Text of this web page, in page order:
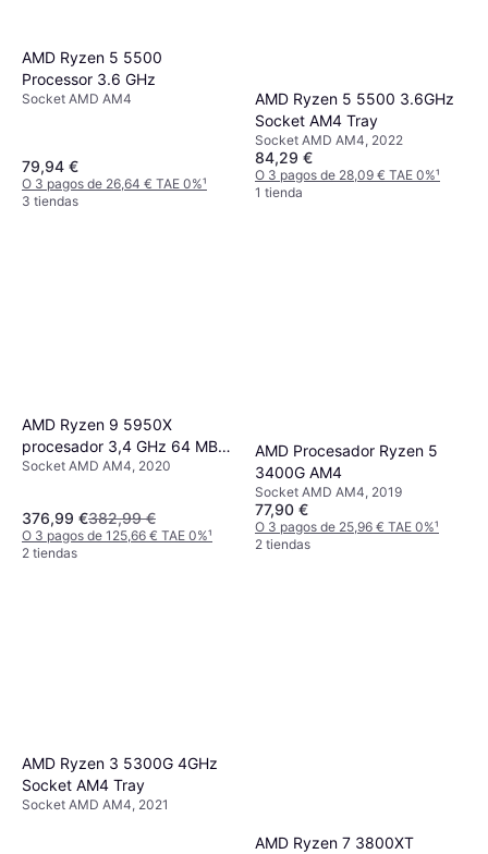
AMD Ryzen 5 5500
Processor 3.6 GHz
Socket AMD AM4
79,94 €
O 3 pagos de 26,64 € TAE 0%¹
3 tiendas
AMD Ryzen 5 5500 3.6GHz
Socket AM4 Tray
Socket AMD AM4, 2022
84,29 €
O 3 pagos de 28,09 € TAE 0%¹
1 tienda
AMD Ryzen 9 5950X
procesador 3,4 GHz 64 MB
L3 100-000000059
Socket AMD AM4, 2020
376,99 €382,99 €
O 3 pagos de 125,66 € TAE 0%¹
2 tiendas
AMD Procesador Ryzen 5
3400G AM4
Socket AMD AM4, 2019
77,90 €
O 3 pagos de 25,96 € TAE 0%¹
2 tiendas
AMD Ryzen 3 5300G 4GHz
Socket AM4 Tray
Socket AMD AM4, 2021
AMD Ryzen 7 3800XT